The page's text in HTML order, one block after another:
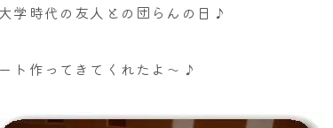
学時代の友人との団らんの日♪
ト作ってきてくれたよ～♪